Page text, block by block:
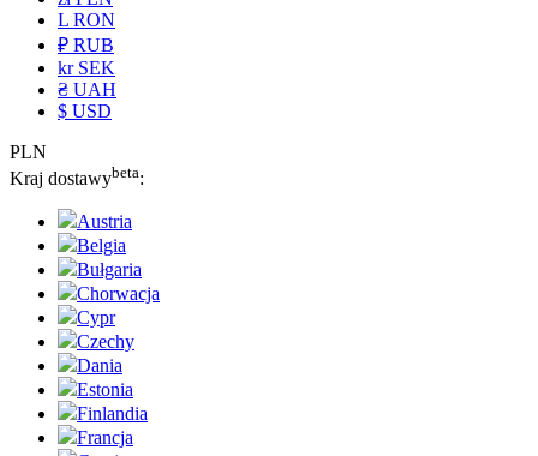
L RON
₽ RUB
kr SEK
₴ UAH
$ USD
PLN
Kraj dostawybeta:
Austria
Belgia
Bułgaria
Chorwacja
Cypr
Czechy
Dania
Estonia
Finlandia
Francja